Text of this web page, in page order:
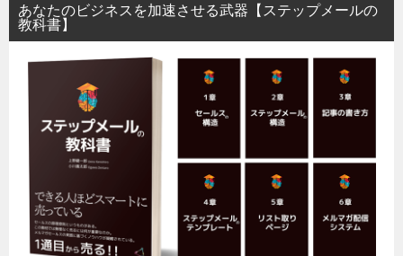
あなたのビジネスを加速させる武器【ステップメールの
教科書】